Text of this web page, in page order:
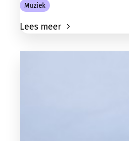
Muziek
Lees meer